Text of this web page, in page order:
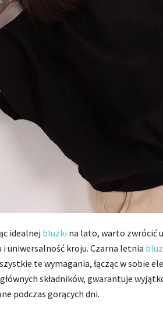
idealnej bluzki na lato, warto zwrócić
i uniwersalność kroju. Czarna letnia
te wymagania, łącząc w sobie
składników, gwarantuje
podczas gorących dni.